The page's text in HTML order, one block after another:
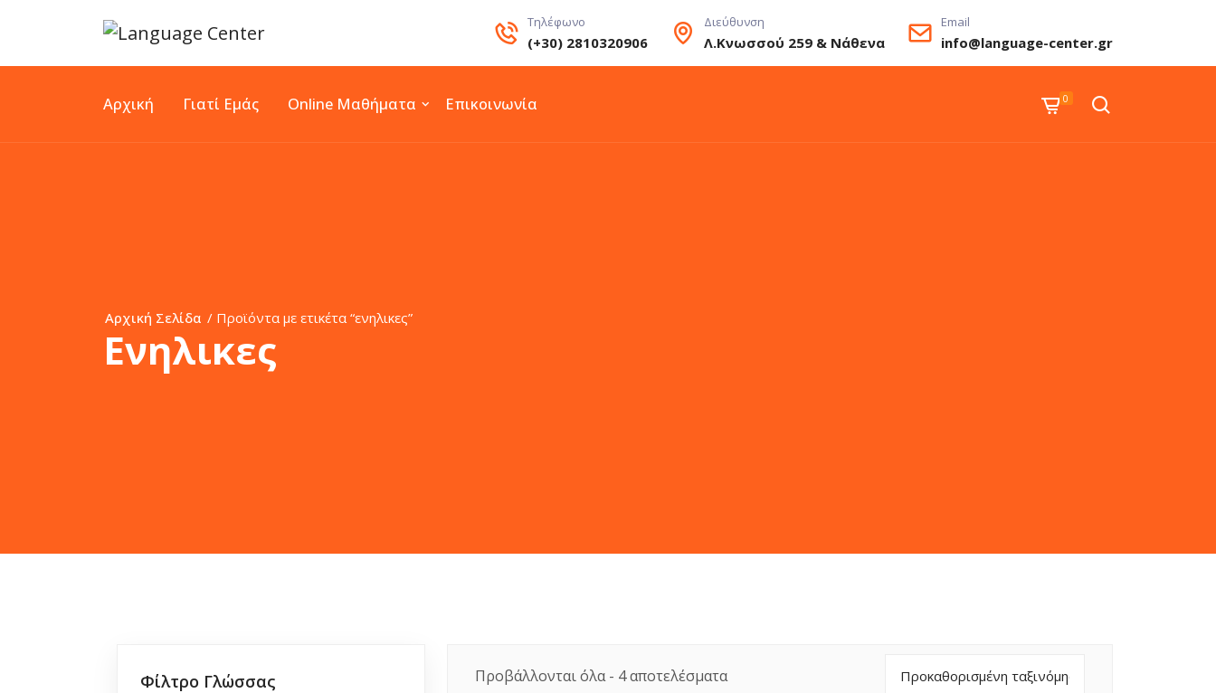
Τηλέφωνο
(+30) 2810320906
Διεύθυνση
Λ.Κνωσσού 259 & Νάθενα
Email
info@language-center.gr
Αρχική Γιατί Εμάς Online Μαθήματα Επικοινωνία 0
Αρχική Σελίδα / Προϊόντα με ετικέτα “ενηλικες”
Ενηλικες
Φίλτρο Γλώσσας Προβάλλονται όλα - 4 αποτελέσματα